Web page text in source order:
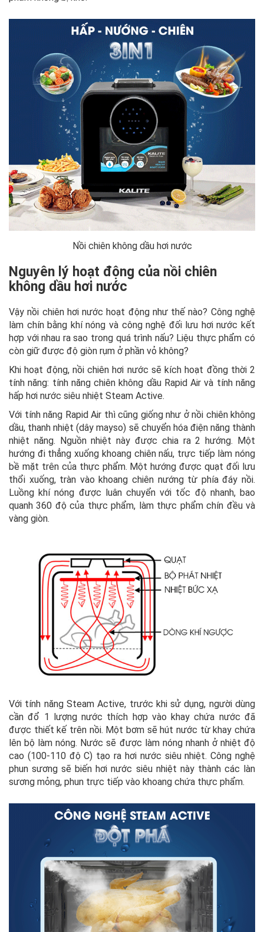
Nồi chiên không dầu hơi nước
Nguyên lý hoạt động của nồi chiên
không dầu hơi nước
Vậy nồi chiên hơi nước hoạt động như thế nào? Công nghệ
làm chín bằng khí nóng và công nghệ đối lưu hơi nước kết
hợp với nhau ra sao trong quá trình nấu? Liệu thực phẩm có
còn giữ được độ giòn rụm ở phần vỏ không?
Khi hoạt động, nồi chiên hơi nước sẽ kích hoạt đồng thời 2
tính năng: tính năng chiên không dầu Rapid Air và tính năng
hấp hơi nước siêu nhiệt Steam Active.
Với tính năng Rapid Air thì cũng giống như ở nồi chiên không
dầu, thanh nhiệt (dây mayso) sẽ chuyển hóa điện năng thành
nhiệt năng. Nguồn nhiệt này được chia ra 2 hướng. Một
hướng đi thẳng xuống khoang chiên nấu, trực tiếp làm nóng
bề mặt trên của thực phẩm. Một hướng được quạt đối lưu
thổi xuống, tràn vào khoang chiên nướng từ phía đáy nồi.
Luồng khí nóng được luân chuyển với tốc độ nhanh, bao
quanh 360 độ của thực phẩm, làm thực phẩm chín đều và
vàng giòn.
Với tính năng Steam Active, trước khi sử dụng, người dùng
cần đổ 1 lượng nước thích hợp vào khay chứa nước đã
được thiết kế trên nồi. Một bơm sẽ hút nước từ khay chứa
lên bộ làm nóng. Nước sẽ được làm nóng nhanh ở nhiệt độ
cao (100-110 độ C) tạo ra hơi nước siêu nhiệt. Công nghệ
phun sương sẽ biến hơi nước siêu nhiệt này thành các làn
sương mỏng, phun trực tiếp vào khoang chứa thực phẩm.